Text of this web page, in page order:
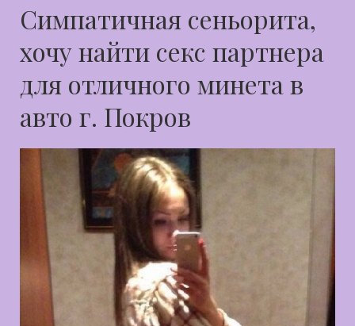
Симпатичная сеньорита,
хочу найти секс партнера
для отличного минета в
авто г. Покров